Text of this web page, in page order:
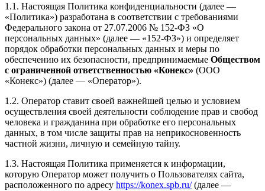
1.1. Настоящая Политика конфиденциальности (далее —
«Политика») разработана в соответствии с требованиями
Федерального закона от 27.07.2006 № 152-ФЗ «О
персональных данных» (далее — «152-ФЗ») и определяет
порядок обработки персональных данных и меры по
обеспечению их безопасности, предпринимаемые Обществом
с ограниченной ответственностью «Конекс» (ООО
«Конекс») (далее — «Оператор»).
1.2. Оператор ставит своей важнейшей целью и условием
осуществления своей деятельности соблюдение прав и свобод
человека и гражданина при обработке его персональных
данных, в том числе защиты прав на неприкосновенность
частной жизни, личную и семейную тайну.
1.3. Настоящая Политика применяется к информации,
которую Оператор может получить о Пользователях сайта,
расположенного по адресу https://konex.spb.ru/(далее —